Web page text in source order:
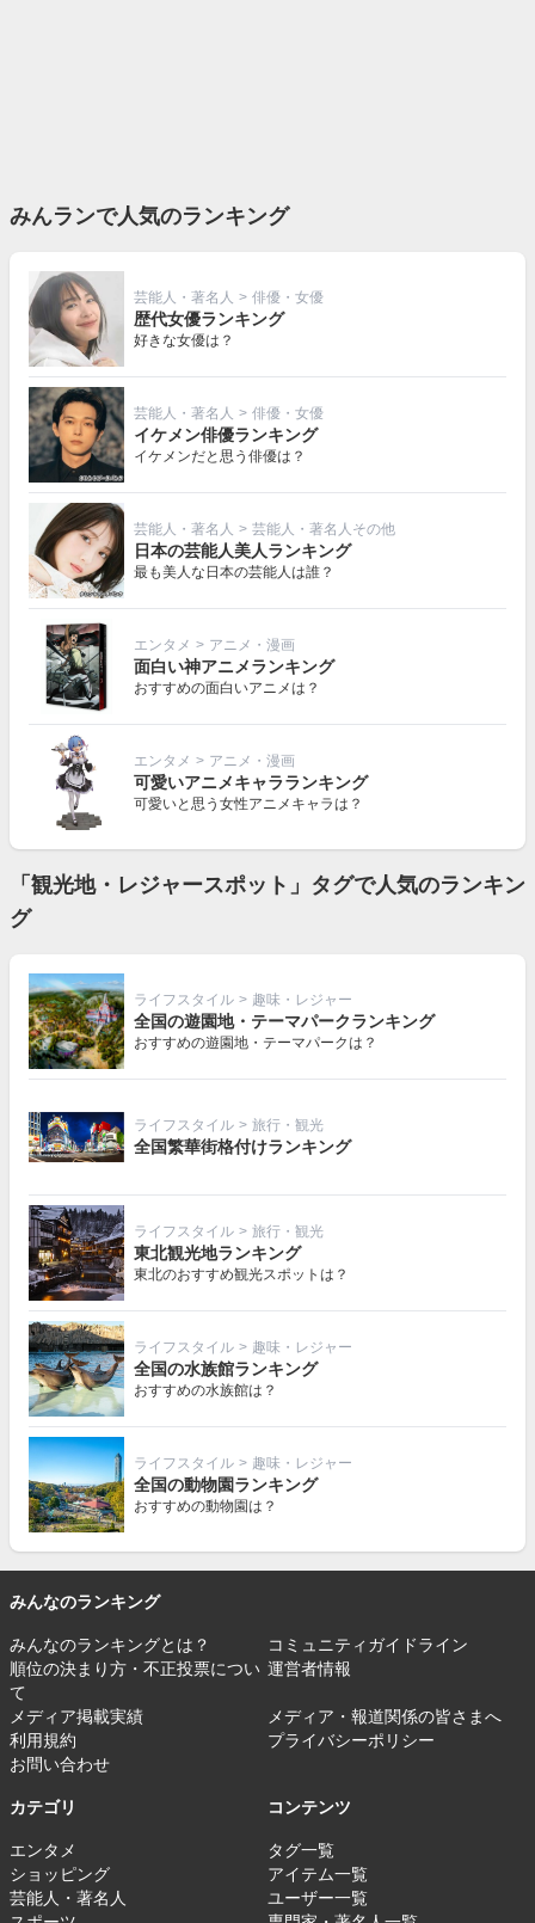
みんランで人気のランキング
芸能人・著名人 > 俳優・女優
歴代女優ランキング
好きな女優は？
芸能人・著名人 > 俳優・女優
イケメン俳優ランキング
イケメンだと思う俳優は？
芸能人・著名人 > 芸能人・著名人その他
日本の芸能人美人ランキング
最も美人な日本の芸能人は誰？
エンタメ > アニメ・漫画
面白い神アニメランキング
おすすめの面白いアニメは？
エンタメ > アニメ・漫画
可愛いアニメキャラランキング
可愛いと思う女性アニメキャラは？
「観光地・レジャースポット」タグで人気のランキン
グ
ライフスタイル > 趣味・レジャー
全国の遊園地・テーマパークランキング
おすすめの遊園地・テーマパークは？
ライフスタイル > 旅行・観光
全国繁華街格付けランキング
ライフスタイル > 旅行・観光
東北観光地ランキング
東北のおすすめ観光スポットは？
ライフスタイル > 趣味・レジャー
全国の水族館ランキング
おすすめの水族館は？
ライフスタイル > 趣味・レジャー
全国の動物園ランキング
おすすめの動物園は？
みんなのランキング
みんなのランキングとは？
コミュニティガイドライン
順位の決まり方・不正投票につい
て
運営者情報
メディア掲載実績
メディア・報道関係の皆さまへ
利用規約
プライバシーポリシー
お問い合わせ
カテゴリ
エンタメ
ショッピング
芸能人・著名人
コンテンツ
タグ一覧
アイテム一覧
ユーザー一覧